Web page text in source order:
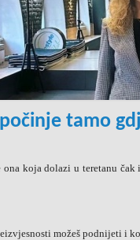
tamo
ona koja dolazi u teretanu
možeš podnijeti i